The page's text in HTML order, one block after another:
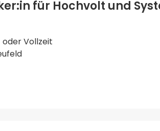
für Hochvolt und
Vollzeit